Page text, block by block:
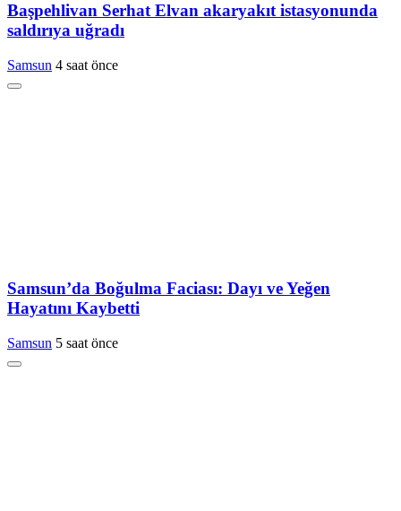
Başpehlivan Serhat Elvan akaryakıt istasyonunda
saldırıya uğradı
Samsun 4 saat önce
Samsun’da Boğulma Faciası: Dayı ve Yeğen
Hayatını Kaybetti
Samsun 5 saat önce